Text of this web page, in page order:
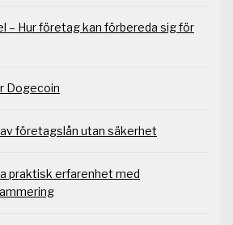
– Hur företag kan förbereda sig för
Dogecoin
företagslån utan säkerhet
praktisk erfarenhet med